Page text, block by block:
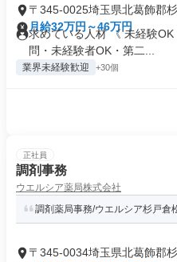
〒345-0025埼玉県北葛飾郡
月給32万円～46万円
求めている人材 《 未経験
問・未経験者OK・第二...
業界未経験歓迎 +30個
正社員
調剤事務
ウエルシア薬局株式会社
調剤薬局事務/ウエルシア杉戸倉
〒345-0034埼玉県北葛飾郡